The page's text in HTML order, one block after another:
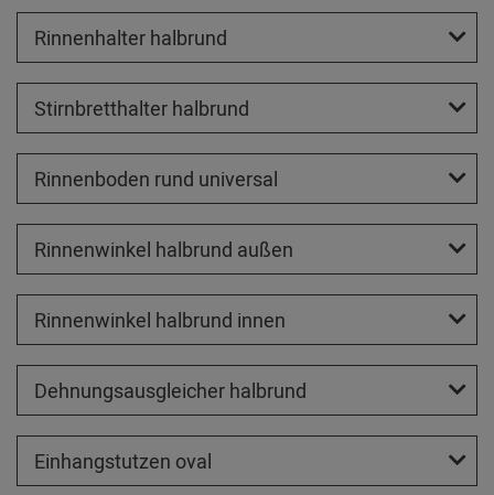
Rinnenhalter halbrund
Stirnbretthalter halbrund
Rinnenboden rund universal
Rinnenwinkel halbrund außen
Rinnenwinkel halbrund innen
Dehnungsausgleicher halbrund
Einhangstutzen oval